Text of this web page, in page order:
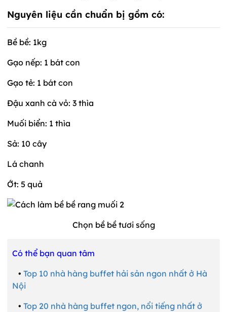
Nguyên liệu cần chuẩn bị gồm có:
Bề bề: 1kg
Gạo nếp: 1 bát con
Gạo tẻ: 1 bát con
Đậu xanh cà vỏ: 3 thìa
Muối biển: 1 thìa
Sả: 10 cây
Lá chanh
Ớt: 5 quả
Chọn bề bề tươi sống
Có thể bạn quan tâm
• Top 10 nhà hàng buffet hải sản ngon nhất ở Hà
Nội
• Top 20 nhà hàng buffet ngon, nổi tiếng nhất ở